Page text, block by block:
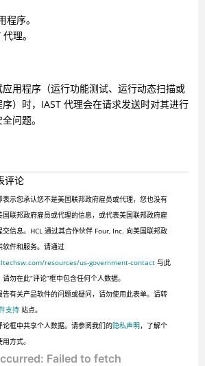
程序。
理。
用程序（运行功能测试、运行动态扫描或
）时，IAST 代理会在请求发送时对其进行
问题。
评论
表示您承认您不是美国联邦政府雇员或代理，您也没有
国联邦政府雇员或代理的信息，或代表美国联邦政府雇
交信息。HCL 通过其合作伙伴 Four, Inc. 向美国联邦政
软件和服务。请通过
resources/us-government-contact与此
勿在此“评论”框中包含任何个人数据。
告有关产品软件的问题或疑问，请勿使用此表单。请转
支持站点。
论框中共享个人数据。请参阅我们的隐私声明，了解个
方式。